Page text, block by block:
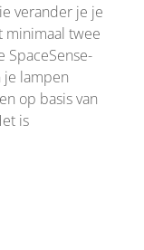
verander je je
minimaal twee
SpaceSense-
lampen
op basis van
is